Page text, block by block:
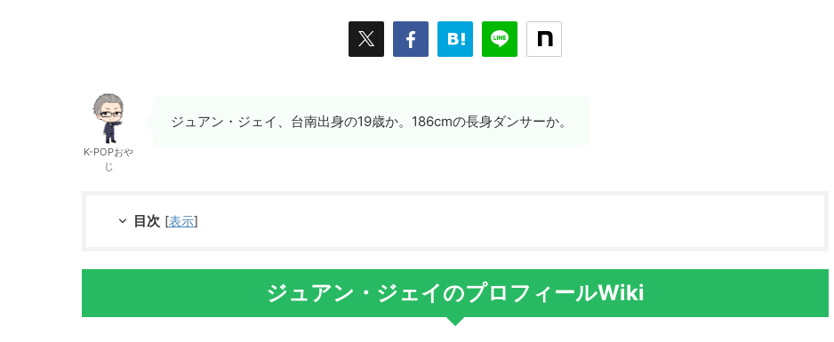
K-POPおや
じ
ジュアン・ジェイ、台南出身の19歳か。186cmの長身ダンサーか。
目次 [表示]
ジュアン・ジェイのプロフィールWiki